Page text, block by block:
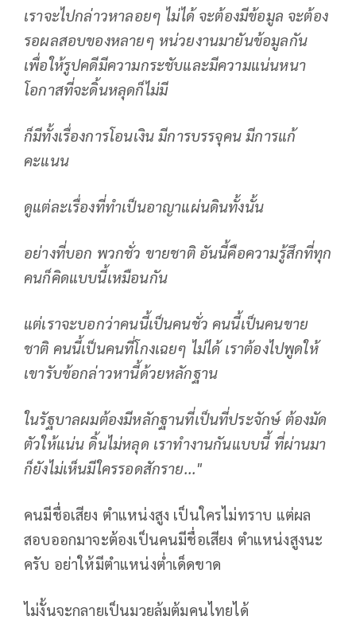
เราจะไปกล่าวหาลอยๆ ไม่ได้ จะต้องมีข้อมูล จะต้อง
รอผลสอบของหลายๆ หน่วยงานมายันข้อมูลกัน
เพื่อให้รูปคดีมีความกระชับและมีความแน่นหนา
โอกาสที่จะดิ้นหลุดก็ไม่มี
ก็มีทั้งเรื่องการโอนเงิน มีการบรรจุคน มีการแก้
คะแนน
ดูแต่ละเรื่องที่ทําเป็นอาญาแผ่นดินทั้งนั้น
อย่างที่บอก พวกชั่ว ขายชาติ อันนี้คือความรู้สึกที่ทุก
คนก็คิดแบบนี้เหมือนกัน
แต่เราจะบอกว่าคนนี้เป็นคนชั่ว คนนี้เป็นคนขาย
ชาติ คนนี้เป็นคนที่โกงเฉยๆ ไม่ได้ เราต้องไปพูดให้
เขารับข้อกล่าวหานี้ด้วยหลักฐาน
ในรัฐบาลผมต้องมีหลักฐานที่เป็นที่ประจักษ์ ต้องมัด
ตัวให้แน่น ดิ้นไม่หลุด เราทํางานกันแบบนี้ ที่ผ่านมา
ก็ยังไม่เห็นมีใครรอดสักราย..."
คนมีชื่อเสียง ตำแหน่งสูง เป็นใครไม่ทราบ แต่ผล
สอบออกมาจะต้องเป็นคนมีชื่อเสียง ตำแหน่งสูงนะ
ครับ อย่าให้มีตำแหน่งต่ำเด็ดขาด
ไม่งั้นจะกลายเป็นมวยล้มต้มคนไทยได้